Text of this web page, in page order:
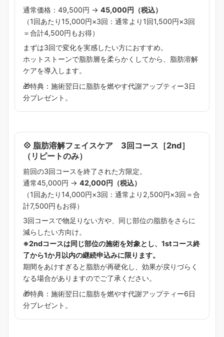
通常価格：49,500円 → 45,000円（税込）
（1回あたり15,000円×3回：通常より1回1,500円×3回
＝合計4,500円もお得）
まずは3回で変化を実感したい方におすすめ。
ホットストーンで脂肪層を柔らかくしてから、脂肪溶解
ケアを導入します。
🎁特典：施術翌日に脂肪を燃やす代謝アップティー3日
分プレゼント。
💠 脂肪溶解フェイスケア 3回コース［2nd］
（リピートのみ）
前回の3回コースを終了された方限定。
通常45,000円 → 42,000円（税込）
（1回あたり14,000円×3回：通常より2,500円×3回＝合
計7,500円もお得）
3回コースで物足りない方や、同じ部位の脂肪をさらに
減らしたい方向け。
※2ndコースは同じ部位の施術を対象とし、1stコース終
了から1か月以内の継続申込みに限ります。
期間をあけすぎると脂肪が再硬化し、効果が戻りづらく
なる場合がありますのでご了承ください。
🎁特典：施術翌日に脂肪を燃やす代謝アップティー6日
分プレゼント。